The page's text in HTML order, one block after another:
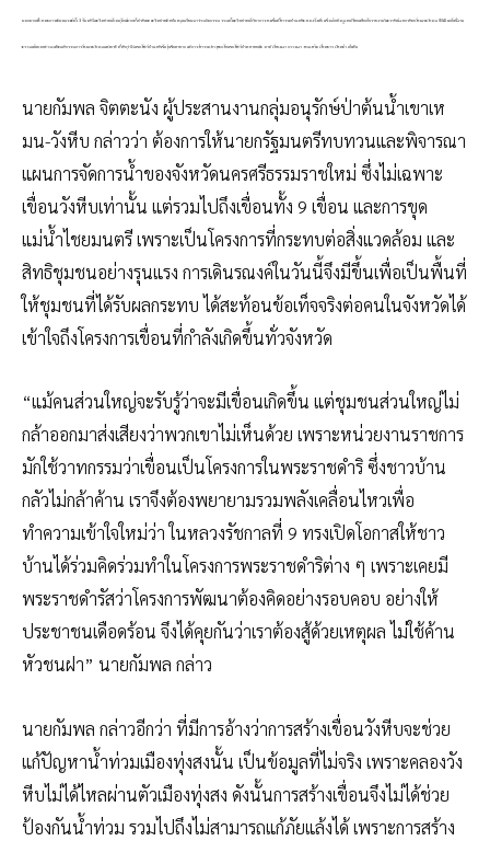
นอกจากนี้ตลอดการเดินรณรงค์ทั้ง 3 วัน จะมีเครือข่ายนักอนุรักษ์จากทั่วประเทศ เครือข่ายศิลปิน หมุนเวียนมาร่วมกิจกรรม รวมทั้งเครือข่ายนักวิชาการลงพื้นที่สำรวจป่าและคลองวังหีบ เพื่อเก็บข้อมูลเปรียบเทียบกับรายงานวิเคราะห์ผลกระทบสิ่งแวดล้อม (EIA) ฉบับที่ผ่าน
ความเห็นชอบตามมติคณะกรรมการสิ่งแวดล้อมแห่งชาติ ที่ระบุว่าไม่พบสัตว์ป่าและพันธุ์พืชหายาก แต่การสำรวจล่าสุดกลับพบสัตว์ป่าหลายชนิด อาทิ เลียงผา กวางผา สมเสร็จ เสื้อดาว เสือดำ เป็นต้น
นายกัมพล จิตตะนัง ผู้ประสานงานกลุ่มอนุรักษ์ป่าต้นน้ำเขาเห
มน-วังหีบ กล่าวว่า ต้องการให้นายกรัฐมนตรีทบทวนและพิจารณา
แผนการจัดการน้ำของจังหวัดนครศรีธรรมราชใหม่ ซึ่งไม่เฉพาะ
เขื่อนวังหีบเท่านั้น แต่รวมไปถึงเขื่อนทั้ง 9 เขื่อน และการขุด
แม่น้ำไชยมนตรี เพราะเป็นโครงการที่กระทบต่อสิ่งแวดล้อม และ
สิทธิชุมชนอย่างรุนแรง การเดินรณงค์ในวันนี้จึงมีขึ้นเพื่อเป็นพื้นที่
ให้ชุมชนที่ได้รับผลกระทบ ได้สะท้อนข้อเท็จจริงต่อคนในจังหวัดได้
เข้าใจถึงโครงการเขื่อนที่กำลังเกิดขึ้นทั่วจังหวัด
“แม้คนส่วนใหญ่จะรับรู้ว่าจะมีเขื่อนเกิดขึ้น แต่ชุมชนส่วนใหญ่ไม่
กล้าออกมาส่งเสียงว่าพวกเขาไม่เห็นด้วย เพราะหน่วยงานราชการ
มักใช้วาทกรรมว่าเขื่อนเป็นโครงการในพระราชดำริ ซึ่งชาวบ้าน
กลัวไม่กล้าค้าน เราจึงต้องพยายามรวมพลังเคลื่อนไหวเพื่อ
ทำความเข้าใจใหม่ว่า ในหลวงรัชกาลที่ 9 ทรงเปิดโอกาสให้ชาว
บ้านได้ร่วมคิดร่วมทำในโครงการพระราชดำริต่าง ๆ เพราะเคยมี
พระราชดำรัสว่าโครงการพัฒนาต้องคิดอย่างรอบคอบ อย่างให้
ประชาชนเดือดร้อน จึงได้คุยกันว่าเราต้องสู้ด้วยเหตุผล ไม่ใช้ค้าน
หัวชนฝา” นายกัมพล กล่าว
นายกัมพล กล่าวอีกว่า ที่มีการอ้างว่าการสร้างเขื่อนวังหีบจะช่วย
แก้ปัญหาน้ำท่วมเมืองทุ่งสงนั้น เป็นข้อมูลที่ไม่จริง เพราะคลองวัง
หีบไม่ได้ไหลผ่านตัวเมืองทุ่งสง ดังนั้นการสร้างเขื่อนจึงไม่ได้ช่วย
ป้องกันน้ำท่วม รวมไปถึงไม่สามารถแก้ภัยแล้งได้ เพราะการสร้าง